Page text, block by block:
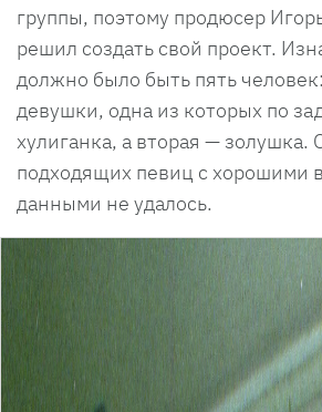
группы, поэтому продюсер
решил создать свой проект.
должно было быть пять
девушки, одна из которых по
хулиганка, а вторая — золушка.
подходящих певиц с хорошими
данными не удалось.